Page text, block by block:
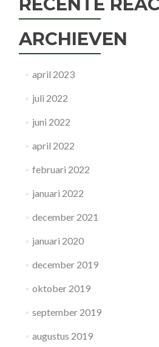
ARCHIEVEN
april 2023
juli 2022
juni 2022
april 2022
februari 2022
januari 2022
december 2021
januari 2020
december 2019
oktober 2019
september 2019
augustus 2019